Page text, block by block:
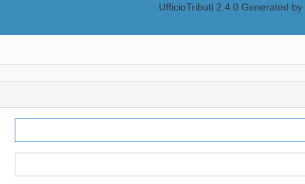
UfficioTributi 2.4.0 Generated by